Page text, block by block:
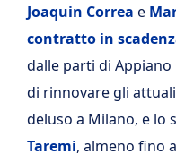
Joaquin Correa e
contratto in
dalle parti di
di rinnovare gli
deluso a Milano, e lo
Taremi, almeno fino